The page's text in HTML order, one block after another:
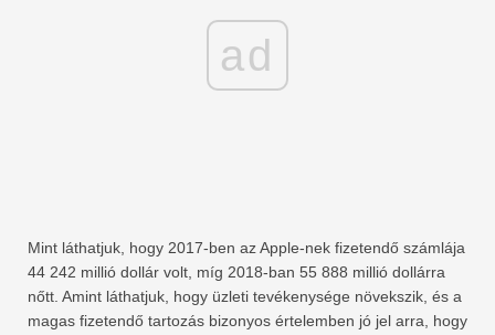
ad
Mint láthatjuk, hogy 2017-ben az Apple-nek fizetendő számlája
44 242 millió dollár volt, míg 2018-ban 55 888 millió dollárra
nőtt. Amint láthatjuk, hogy üzleti tevékenysége növekszik, és a
magas fizetendő tartozás bizonyos értelemben jó jel arra, hogy